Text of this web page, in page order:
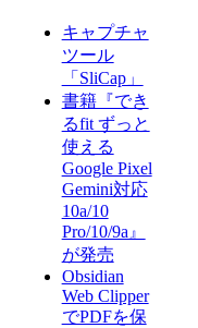
キャプチャ
ツール
「SliCap」
書籍『でき
るfit ずっと
使える
Google Pixel
Gemini対応
10a/10
Pro/10/9a』
が発売
Obsidian
Web Clipper
でPDFを保